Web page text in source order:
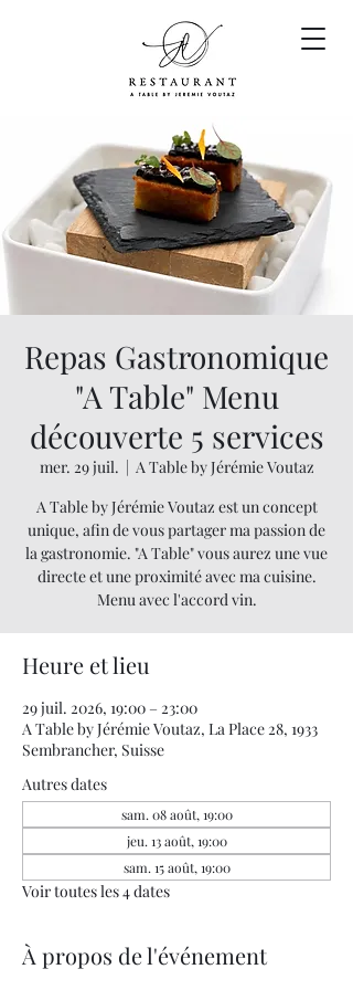
Repas Gastronomique
"A Table" Menu
découverte 5 services
mer. 29 juil.
  |
A Table by Jérémie Voutaz
A Table by Jérémie Voutaz est un concept
unique, afin de vous partager ma passion de
la gastronomie. "A Table" vous aurez une vue
directe et une proximité avec ma cuisine.
Menu avec l'accord vin.
Heure et lieu
29 juil. 2026, 19:00 – 23:00
A Table by Jérémie Voutaz, La Place 28, 1933
Sembrancher, Suisse
Autres dates
sam. 08 août, 19:00
jeu. 13 août, 19:00
sam. 15 août, 19:00
Voir toutes les 4 dates
À propos de l'événement